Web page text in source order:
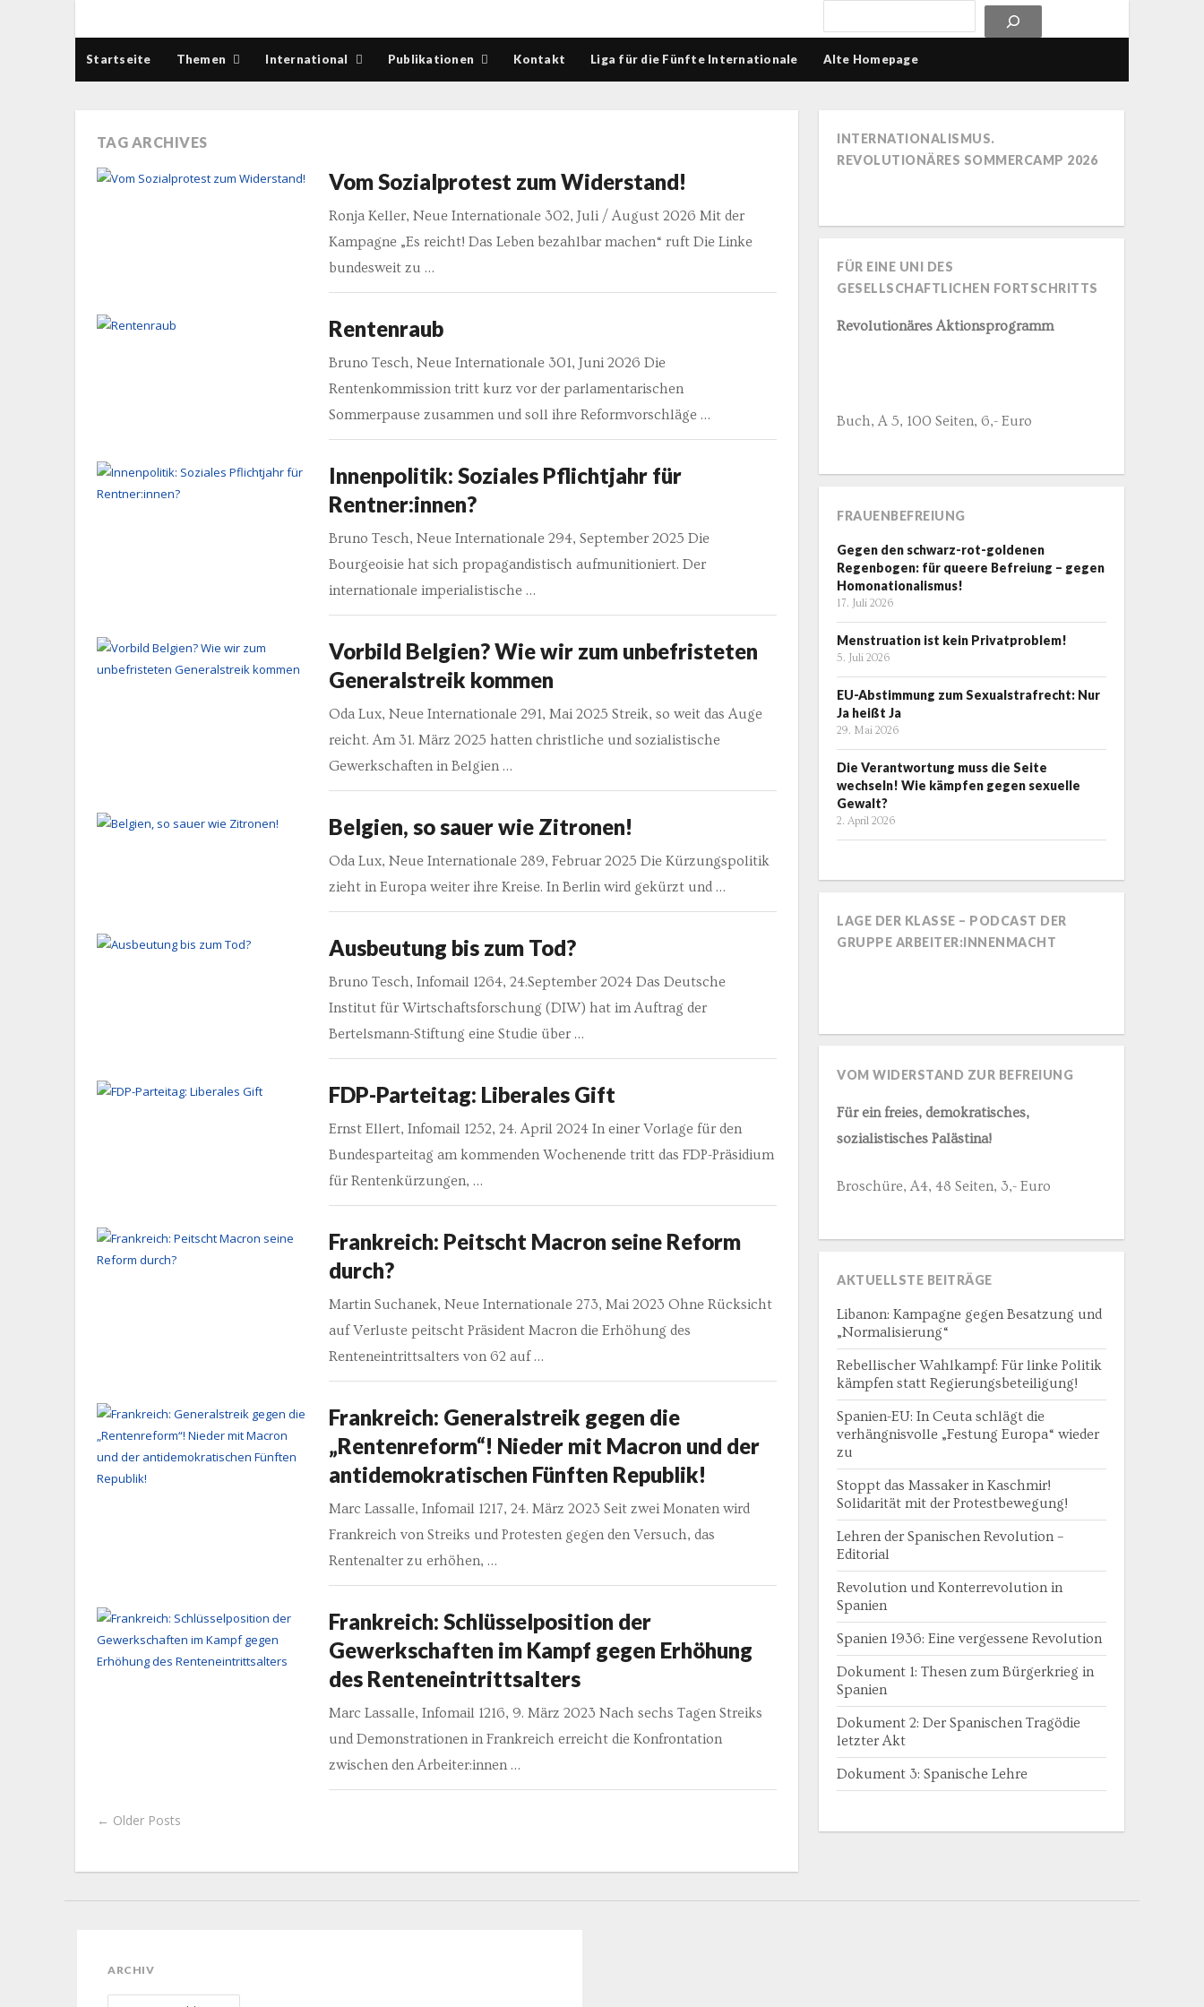
Startseite Themen International Publikationen Kontakt Liga für die Fünfte Internationale Alte Homepage
TAG ARCHIVES
Vom Sozialprotest zum Widerstand!
Ronja Keller, Neue Internationale 302, Juli / August 2026 Mit der
Kampagne „Es reicht! Das Leben bezahlbar machen“ ruft Die Linke
bundesweit zu …
Rentenraub
Bruno Tesch, Neue Internationale 301, Juni 2026 Die
Rentenkommission tritt kurz vor der parlamentarischen
Sommerpause zusammen und soll ihre Reformvorschläge …
Innenpolitik: Soziales Pflichtjahr für
Rentner:innen?
Bruno Tesch, Neue Internationale 294, September 2025 Die
Bourgeoisie hat sich propagandistisch aufmunitioniert. Der
internationale imperialistische …
Vorbild Belgien? Wie wir zum unbefristeten
Generalstreik kommen
Oda Lux, Neue Internationale 291, Mai 2025 Streik, so weit das Auge
reicht. Am 31. März 2025 hatten christliche und sozialistische
Gewerkschaften in Belgien …
Belgien, so sauer wie Zitronen!
Oda Lux, Neue Internationale 289, Februar 2025 Die Kürzungspolitik
zieht in Europa weiter ihre Kreise. In Berlin wird gekürzt und …
Ausbeutung bis zum Tod?
Bruno Tesch, Infomail 1264, 24.September 2024 Das Deutsche
Institut für Wirtschaftsforschung (DIW) hat im Auftrag der
Bertelsmann-Stiftung eine Studie über …
FDP-Parteitag: Liberales Gift
Ernst Ellert, Infomail 1252, 24. April 2024 In einer Vorlage für den
Bundesparteitag am kommenden Wochenende tritt das FDP-Präsidium
für Rentenkürzungen, …
Frankreich: Peitscht Macron seine Reform
durch?
Martin Suchanek, Neue Internationale 273, Mai 2023 Ohne Rücksicht
auf Verluste peitscht Präsident Macron die Erhöhung des
Renteneintrittsalters von 62 auf …
Frankreich: Generalstreik gegen die
„Rentenreform“! Nieder mit Macron und der
antidemokratischen Fünften Republik!
Marc Lassalle, Infomail 1217, 24. März 2023 Seit zwei Monaten wird
Frankreich von Streiks und Protesten gegen den Versuch, das
Rentenalter zu erhöhen, …
Frankreich: Schlüsselposition der
Gewerkschaften im Kampf gegen Erhöhung
des Renteneintrittsalters
Marc Lassalle, Infomail 1216, 9. März 2023 Nach sechs Tagen Streiks
und Demonstrationen in Frankreich erreicht die Konfrontation
zwischen den Arbeiter:innen …
← Older Posts
INTERNATIONALISMUS.
REVOLUTIONÄRES SOMMERCAMP 2026
FÜR EINE UNI DES
GESELLSCHAFTLICHEN FORTSCHRITTS
Revolutionäres Aktionsprogramm
Buch, A 5, 100 Seiten, 6,- Euro
FRAUENBEFREIUNG
Gegen den schwarz-rot-goldenen
Regenbogen: für queere Befreiung – gegen
Homonationalismus!
17. Juli 2026
Menstruation ist kein Privatproblem!
5. Juli 2026
EU-Abstimmung zum Sexualstrafrecht: Nur
Ja heißt Ja
29. Mai 2026
Die Verantwortung muss die Seite
wechseln! Wie kämpfen gegen sexuelle
Gewalt?
2. April 2026
LAGE DER KLASSE – PODCAST DER
GRUPPE ARBEITER:INNENMACHT
VOM WIDERSTAND ZUR BEFREIUNG
Für ein freies, demokratisches,
sozialistisches Palästina!
Broschüre, A4, 48 Seiten, 3,- Euro
AKTUELLSTE BEITRÄGE
Libanon: Kampagne gegen Besatzung und
„Normalisierung“
Rebellischer Wahlkampf: Für linke Politik
kämpfen statt Regierungsbeteiligung!
Spanien-EU: In Ceuta schlägt die
verhängnisvolle „Festung Europa“ wieder
zu
Stoppt das Massaker in Kaschmir!
Solidarität mit der Protestbewegung!
Lehren der Spanischen Revolution –
Editorial
Revolution und Konterrevolution in
Spanien
Spanien 1936: Eine vergessene Revolution
Dokument 1: Thesen zum Bürgerkrieg in
Spanien
Dokument 2: Der Spanischen Tragödie
letzter Akt
Dokument 3: Spanische Lehre
ARCHIV